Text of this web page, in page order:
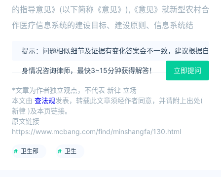
的指导意见》(以下简称《意见》),《意见》就新型农村合
作医疗信息系统的建设目标、建设原则、信息系统结
提示：问题相似细节及证据有变化答案会不一致，建议根据自
身情况咨询律师，最快3~15分钟获得解答！ 立即提问
*文章为作者独立观点，不代表 新律 立场
本文由 查法规发表，转载此文章须经作者同意，并请附上出处(
新律 )及本页链接。
原文链接
https://www.mcbang.com/find/minshangfa/130.html
卫生部 卫生